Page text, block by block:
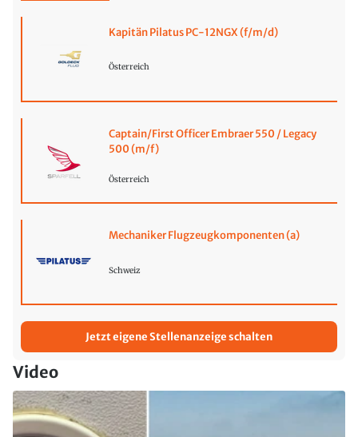
Kapitän Pilatus PC-12NGX (f/m/d)
Österreich
Captain/First Officer Embraer 550 / Legacy
500 (m/f)
Österreich
Mechaniker Flugzeugkomponenten (a)
Schweiz
Jetzt eigene Stellenanzeige schalten
Video